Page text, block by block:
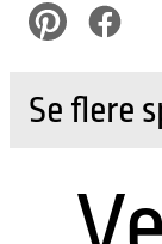
pinterestFacebook
Se flere